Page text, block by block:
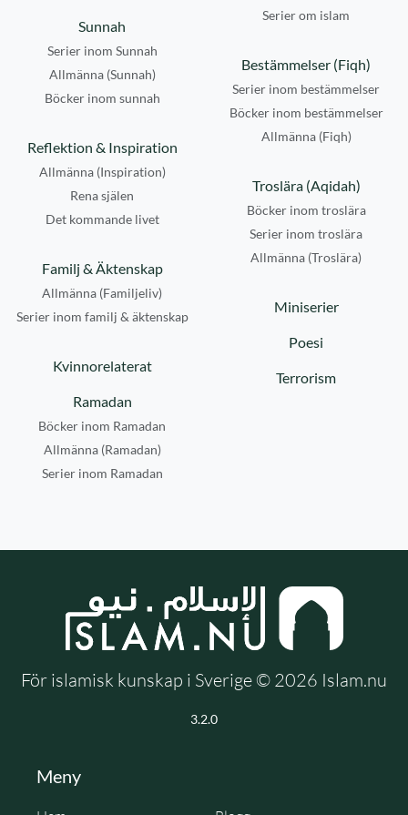
Serier om islam
Sunnah
Serier inom Sunnah
Allmänna (Sunnah)
Böcker inom sunnah
Bestämmelser (Fiqh)
Serier inom bestämmelser
Böcker inom bestämmelser
Allmänna (Fiqh)
Reflektion & Inspiration
Allmänna (Inspiration)
Rena själen
Det kommande livet
Troslära (Aqidah)
Böcker inom troslära
Serier inom troslära
Allmänna (Troslära)
Familj & Äktenskap
Allmänna (Familjeliv)
Serier inom familj & äktenskap
Miniserier
Poesi
Kvinnorelaterat
Terrorism
Ramadan
Böcker inom Ramadan
Allmänna (Ramadan)
Serier inom Ramadan
För islamisk kunskap i Sverige © 2026 Islam.nu
3.2.0
Meny